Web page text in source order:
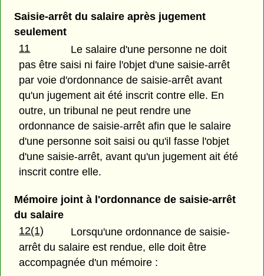
Saisie-arrêt du salaire après jugement
seulement
11
Le salaire d'une personne ne doit
pas être saisi ni faire l'objet d'une saisie-arrêt
par voie d'ordonnance de saisie-arrêt avant
qu'un jugement ait été inscrit contre elle. En
outre, un tribunal ne peut rendre une
ordonnance de saisie-arrêt afin que le salaire
d'une personne soit saisi ou qu'il fasse l'objet
d'une saisie-arrêt, avant qu'un jugement ait été
inscrit contre elle.
Mémoire joint à l'ordonnance de saisie-arrêt
du salaire
12(1)
Lorsqu'une ordonnance de saisie-
arrêt du salaire est rendue, elle doit être
accompagnée d'un mémoire :